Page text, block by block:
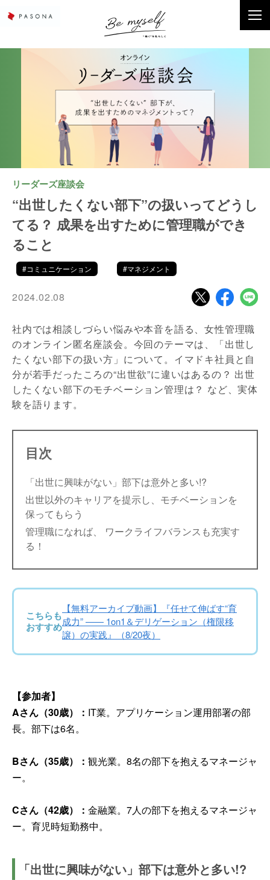
リーダーズ座談会
“出世したくない部下”の扱いってどうし
てる？ 成果を出すために管理職ができ
ること
#コミュニケーション #マネジメント
2024.02.08
社内では相談しづらい悩みや本音を語る、女性管理職
のオンライン匿名座談会。今回のテーマは、「出世し
たくない部下の扱い方」について。イマドキ社員と自
分が若手だったころの“出世欲”に違いはあるの？ 出世
したくない部下のモチベーション管理は？ など、実体
験を語ります。
目次
「出世に興味がない」部下は意外と多い!?
出世以外のキャリアを提示し、モチベーションを
保ってもらう
管理職になれば、 ワークライフバランスも充実す
る！
こちらも
おすすめ
【無料アーカイブ動画】『任せて伸ばす“育
成力” —— 1on1＆デリゲーション（権限移
譲）の実践』（8/20夜）
【参加者】
Aさん（30歳）： IT業。アプリケーション運用部署の部
長。部下は6名。
Bさん（35歳）： 観光業。8名の部下を抱えるマネージャ
ー。
Cさん（42歳）： 金融業。7人の部下を抱えるマネージャ
ー。育児時短勤務中。
「出世に興味がない」部下は意外と多い!?